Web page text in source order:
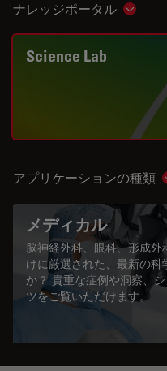
ナレッジポータル Show
Science Lab
アプリケーションの種類
メディカル
脳神経外科、眼科、形成
けに厳選された、最新の
か？ 貴重な症例や洞察、
ツをご覧いただけます。